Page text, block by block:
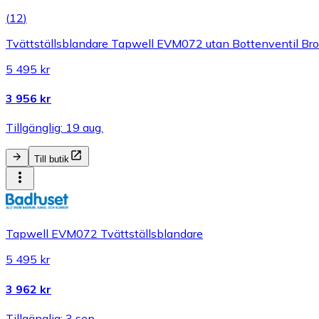
(12)
Tvättställsblandare Tapwell EVM072 utan Bottenventil
5 495 kr
3 956 kr
Tillgänglig: 19 aug.
Till butik
Tapwell EVM072 Tvättställsblandare
5 495 kr
3 962 kr